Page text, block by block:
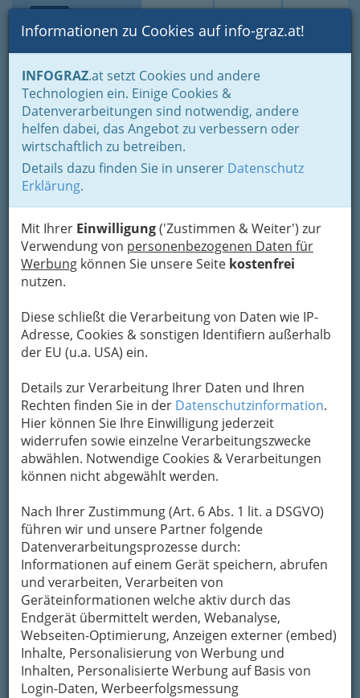
Suche Login Toggle
Informationen zu Cookies auf info-graz.at!
INFOGRAZ.at setzt Cookies und andere
Technologien ein. Einige Cookies &
Datenverarbeitungen sind notwendig, andere
helfen dabei, das Angebot zu verbessern oder
wirtschaftlich zu betreiben.
Details dazu finden Sie in unserer Datenschutz
Erklärung.
Mit Ihrer Einwilligung('Zustimmen & Weiter') zur
Verwendung von personenbezogenen Daten für
Werbung können Sie unsere Seite kostenfrei
nutzen.
Diese schließt die Verarbeitung von Daten wie IP-
Adresse, Cookies & sonstigen Identifiern außerhalb
der EU (u.a. USA) ein.
Details zur Verarbeitung Ihrer Daten und Ihren
Rechten finden Sie in der Datenschutzinformation.
Hier können Sie Ihre Einwilligung jederzeit
widerrufen sowie einzelne Verarbeitungszwecke
abwählen. Notwendige Cookies & Verarbeitungen
können nicht abgewählt werden.
Nach Ihrer Zustimmung (Art. 6 Abs. 1 lit. a DSGVO)
führen wir und unsere Partner folgende
Datenverarbeitungsprozesse durch:
Informationen auf einem Gerät speichern, abrufen
und verarbeiten, Verarbeiten von
Geräteinformationen welche aktiv durch das
Endgerät übermittelt werden, Webanalyse,
Webseiten-Optimierung, Anzeigen externer (embed)
Inhalte, Personalisierung von Werbung und
Inhalten, Personalisierte Werbung auf Basis von
Login-Daten, Werbeerfolgsmessung
Home Branchen
Gewerbe, Handwerk, Banken
Gewerbe & Handwerk, Gliederung der WKO
Landesinnung der Fahrzeugtechnik / Kraftfahrzeugtechniker
Karosseriebauer
KFZ-Technik Harald Stange
e.U.
Liebenauer Hauptstraße 127, 8041 Graz-
+43 316 421 414
+43 316 421 414-14
Karte
Kontaktaufnahme
Um die Info-Graz Firmenvor Spam-Mails zu
bewahren, verwenden wir an dieser Stelle zur
Übermittlung Ihrer Nachricht ein sicheres
Formular. Ihre Nachricht wird nach dem
Absenden umgehend per Mail an das
Unternehmen KFZ-Technik Harald Stange e.U.
weitergeleitet.
Mein Name
Meine Email Adresse